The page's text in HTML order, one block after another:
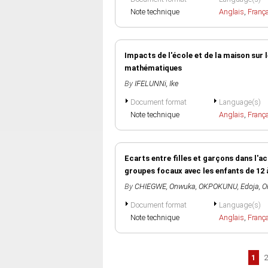
Note technique
Anglais,
Impacts de l'école et de la maison sur
mathématiques
By IFELUNNi, Ike
Document format
Note technique
Language(s)
Anglais,
Ecarts entre filles et garçons dans
groupes focaux avec les enfants de 12
By CHIEGWE, Onwuka, OKPOKUNU, Edoja,
Document format
Note technique
Language(s)
Anglais,
1 2